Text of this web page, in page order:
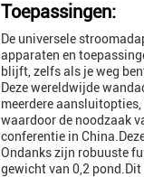
Toepassingen:
De universele
apparaten en
blijft, zelfs als je weg
Deze wereldwijde
meerdere aansluitopties,
waardoor de noodzaak
conferentie in
Ondanks zijn robuuste
gewicht van 0,2